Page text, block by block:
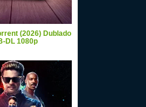
(2026) Dublado
DL 1080p